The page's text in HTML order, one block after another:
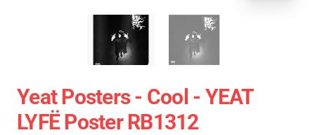
Yeat Posters - Cool - YEAT
LYFË Poster RB1312